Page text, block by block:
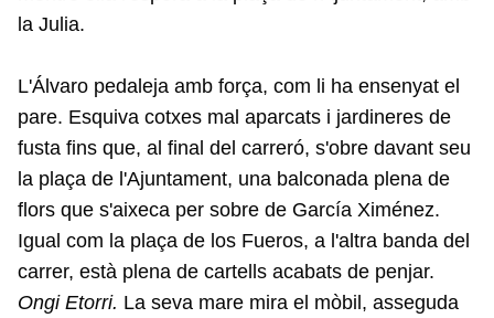
la Julia.
L'Álvaro pedaleja amb força, com li ha ensenyat el
pare. Esquiva cotxes mal aparcats i jardineres de
fusta fins que, al final del carreró, s'obre davant seu
la plaça de l'Ajuntament, una balconada plena de
flors que s'aixeca per sobre de García Ximénez.
Igual com la plaça de los Fueros, a l'altra banda del
carrer, està plena de cartells acabats de penjar.
Ongi Etorri. La seva mare mira el mòbil, asseguda